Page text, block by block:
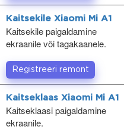
Kaitsekile Xiaomi Mi A1
Kaitsekile paigaldamine
ekraanile või tagakaanele.
Registreeri remont
Kaitseklaas Xiaomi Mi A1
Kaitseklaasi paigaldamine
ekraanile.